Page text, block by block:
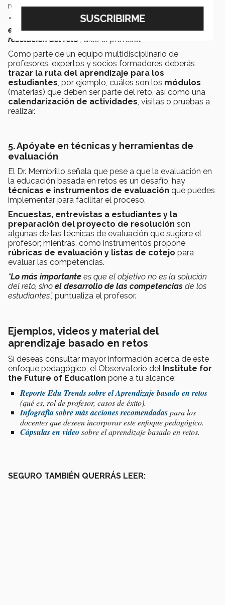
resultado final, no debes dejar nada a la suerte, explica.
“Tienes que asegurarte quelos conceptos que los
estudiantes tienen que aprenderesténdentro de la
resolución del reto dice el profesor.
Como parte de un equipo multidisciplinario de
profesores, expertos y socios formadores deberás
trazar la ruta del aprendizaje para los
estudiantes , por ejemplo, cuáles son los módulos
(materias) que deben ser parte del reto, así como una
calendarización de actividades , visitas o pruebas a
realizar.
5. Apóyate en técnicas y herramientas de
evaluación
El Dr. Membrillo señala que pese a que la evaluación en
la educación basada en retos es un desafío, hay
técnicas e instrumentos de evaluación que puedes
implementar para facilitar el proceso.
Encuestas, entrevistas a estudiantes y la
preparación del proyecto de resolución son
algunas de las técnicas de evaluación que sugiere el
profesor; mientras, como instrumentos propone
rúbricas de evaluación y listas de cotejo para
evaluar las competencias.
“Lo más importante es que el objetivo no es la solución
del reto, sino el desarrollo de las competencias de los
estudiantes”, puntualiza el profesor.
Ejemplos, videos y material del
aprendizaje basado en retos
Si deseas consultar mayor información acerca de este
enfoque pedagógico, el Observatorio del Institute for
the Future of Education pone a tu alcance:
Reporte Edu Trends sobre el Aprendizaje basado en retos
(qué es, rol de profesor, casos de éxito).
Infografía sobre más acciones recomendadaspara los
docentes que deseen incorporar este enfoque pedagógico.
Cápsulas en video sobre el aprendizaje basado en retos.
SEGURO TAMBIÉN QUERRÁS LEER: